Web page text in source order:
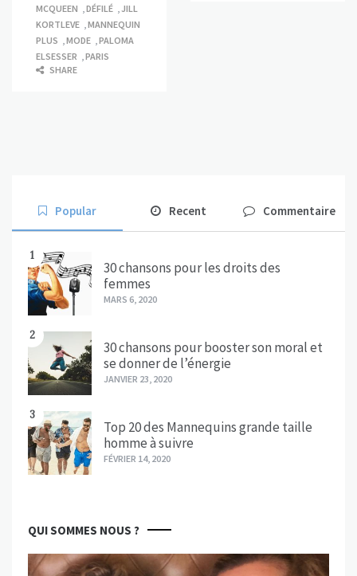
MCQUEEN
DÉFILÉ
JILL
KORTLEVE
MANNEQUIN
PLUS
MODE
PALOMA
ELSESSER
PARIS
SHARE
Popular Recent Commentaire
1
30 chansons pour les droits des
femmes
MARS 6, 2020
2
30 chansons pour booster son moral et
se donner de l’énergie
JANVIER 23, 2020
3
Top 20 des Mannequins grande taille
homme à suivre
FÉVRIER 14, 2020
QUI SOMMES NOUS ?